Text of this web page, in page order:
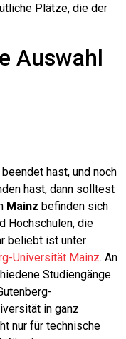
Plätze, die der
Auswahl
hast, und noch
hast, dann solltest
Mainz befinden sich
Hochschulen, die
beliebt ist unter
Universität Mainz. An
Studiengänge
in ganz
nur für technische